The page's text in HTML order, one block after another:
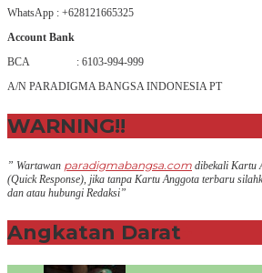
WhatsApp : +628121665325
Account Bank
BCA : 6103-994-999
A/N PARADIGMA BANGSA INDONESIA PT
WARNING!!
” Wartawan paradigmabangsa.com dibekali Kartu
(Quick Response), jika tanpa Kartu Anggota terbaru
dan atau hubungi Redaksi”
Angkatan Darat